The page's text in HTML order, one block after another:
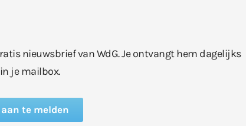
nieuwsbrief van WdG. Je ontvangt hem dagelijks
je mailbox.
te melden